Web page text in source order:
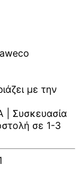
με την
| Συσκευασία
σε 1-3